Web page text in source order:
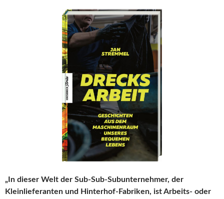
„In dieser Welt der Sub-Sub-Subunternehmer, der
Kleinlieferanten und Hinterhof-Fabriken, ist Arbeits- oder